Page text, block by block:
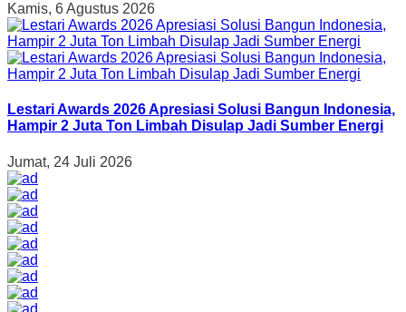
Kamis, 6 Agustus 2026
Lestari Awards 2026 Apresiasi Solusi Bangun Indonesia,
Hampir 2 Juta Ton Limbah Disulap Jadi Sumber Energi
Jumat, 24 Juli 2026